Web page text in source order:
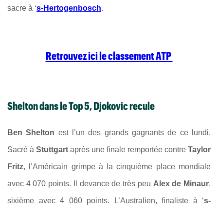
sacre à ‘s-Hertogenbosch.
Retrouvez ici le classement ATP
Shelton dans le Top 5, Djokovic recule
Ben Shelton est l’un des grands gagnants de ce lundi.
Sacré à Stuttgart après une finale remportée contre Taylor
Fritz, l’Américain grimpe à la cinquième place mondiale
avec 4 070 points. Il devance de très peu Alex de Minaur,
sixième avec 4 060 points. L’Australien, finaliste à ‘s-